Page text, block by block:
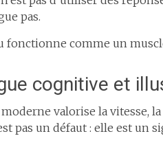
pas.
fonctionne comme un
cognitive et
valorise la vitesse,
pas un défaut : elle est un